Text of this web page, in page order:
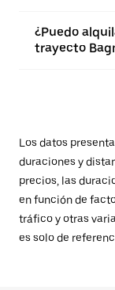
¿Puedo
trayecto
Los datos
duraciones y
precios, las
en función de
tráfico y otras
es solo de